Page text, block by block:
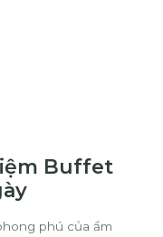
Buffet
phú của ẩm